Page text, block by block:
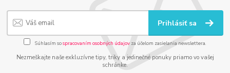
Prihlásiť sa
Súhlasím sospracovaním osobných údajov za účelom zasielania newslettera.
Nezmeškajte naše exkluzívne tipy, triky a jedinečné ponuky priamo vo vašej
schránke.